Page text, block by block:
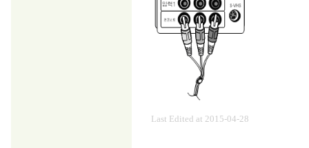
Last Edited at 2015-04-28